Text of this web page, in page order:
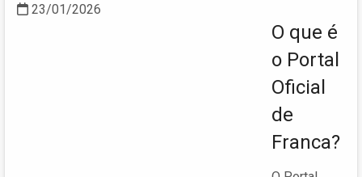
23/01/2026
O que é
o Portal
Oficial
de
Franca?